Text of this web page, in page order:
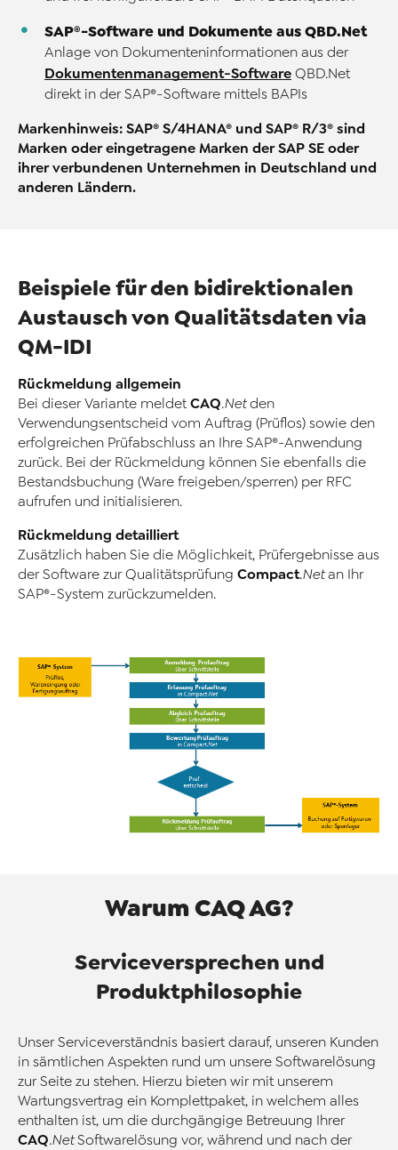
SAP®-Software und Dokumente aus QBD.Net
Anlage von Dokumenteninformationen aus der
Dokumentenmanagement-Software QBD.Net
direkt in der SAP®-Software mittels BAPIs
Markenhinweis: SAP® S/4HANA® und SAP® R/3® sind
Marken oder eingetragene Marken der SAP SE oder
ihrer verbundenen Unternehmen in Deutschland und
anderen Ländern.
Beispiele für den bidirektionalen
Austausch von Qualitätsdaten via
QM-IDI
Rückmeldung allgemein
Bei dieser Variante meldet CAQ.Netden
Verwendungsentscheid vom Auftrag (Prüflos) sowie den
erfolgreichen Prüfabschluss an Ihre SAP®-Anwendung
zurück. Bei der Rückmeldung können Sie ebenfalls die
Bestandsbuchung (Ware freigeben/sperren) per RFC
aufrufen und initialisieren.
Rückmeldung detailliert
Zusätzlich haben Sie die Möglichkeit, Prüfergebnisse aus
der Software zur Qualitätsprüfung Compact.Netan Ihr
SAP®-System zurückzumelden.
Warum CAQ AG?
Serviceversprechen und
Produktphilosophie
Unser Serviceverständnis basiert darauf, unseren Kunden
in sämtlichen Aspekten rund um unsere Softwarelösung
zur Seite zu stehen. Hierzu bieten wir mit unserem
Wartungsvertrag ein Komplettpaket, in welchem alles
enthalten ist, um die durchgängige Betreuung Ihrer
CAQ.NetSoftwarelösung vor, während und nach der